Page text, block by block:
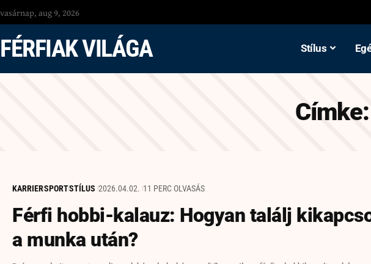
vasárnap, aug 9, 2026
FÉRFIAK VILÁGA Stílus
Címke:
KARRIERSPORTSTÍLUS 2026.04.02. 11 PERC OLVASÁS
Férfi hobbi-kalauz: Hogyan találj
a munka után?